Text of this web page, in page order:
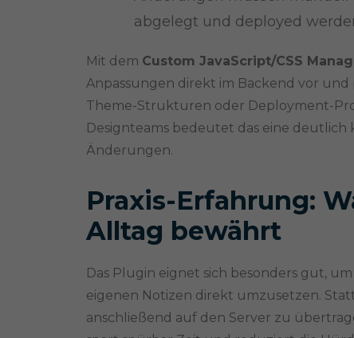
abgelegt und deployed
Mit dem Custom JavaScript/CSS
Anpassungen direkt im Backend vor
Theme-Strukturen oder Deployment-
Designteams bedeutet das eine
Änderungen.
Praxis-Erfahrung:
Alltag bewährt
Das Plugin eignet sich besonders gut,
eigenen Notizen direkt umzusetzen.
anschließend auf den Server zu